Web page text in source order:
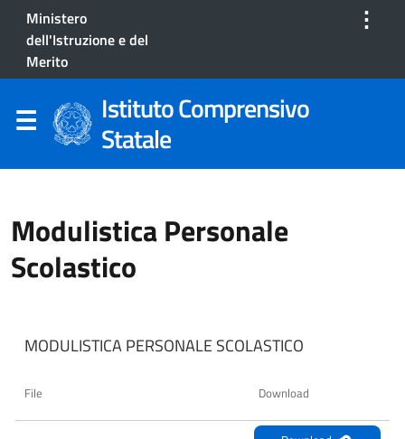
Ministero
dell'Istruzione e del
Merito
⋮
Istituto Comprensivo
Statale
Modulistica Personale
Scolastico
MODULISTICA PERSONALE SCOLASTICO
File Download